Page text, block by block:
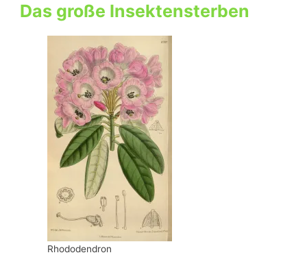
Das große Insektensterben
Rhododendron